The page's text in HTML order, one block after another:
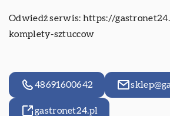
Odwiedź serwis: https://
komplety-sztuccow
48691600642
gastronet24.pl